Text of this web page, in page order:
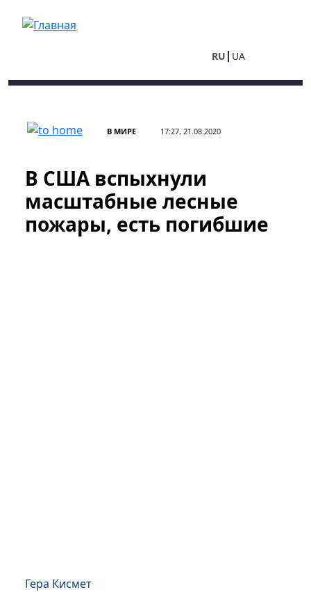
RU UA
В МИРЕ 17:27, 21.08.2020
В США вспыхнули
масштабные лесные
пожары, есть погибшие
Гера Кисмет